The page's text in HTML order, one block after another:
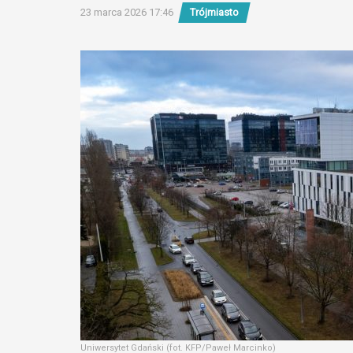
23 marca 2026 17:46 Trójmiasto
Uniwersytet Gdański (fot. KFP/Paweł Marcinko)